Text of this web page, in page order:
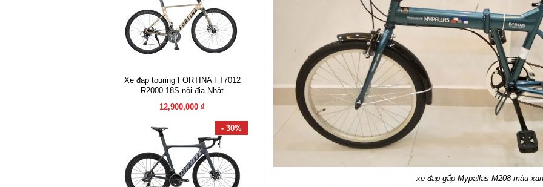
Xe đạp touring FORTINA FT7012
R2000 18S nội địa Nhật
12,900,000 ₫
- 30%
xe đạp gấp Mypallas M208 màu